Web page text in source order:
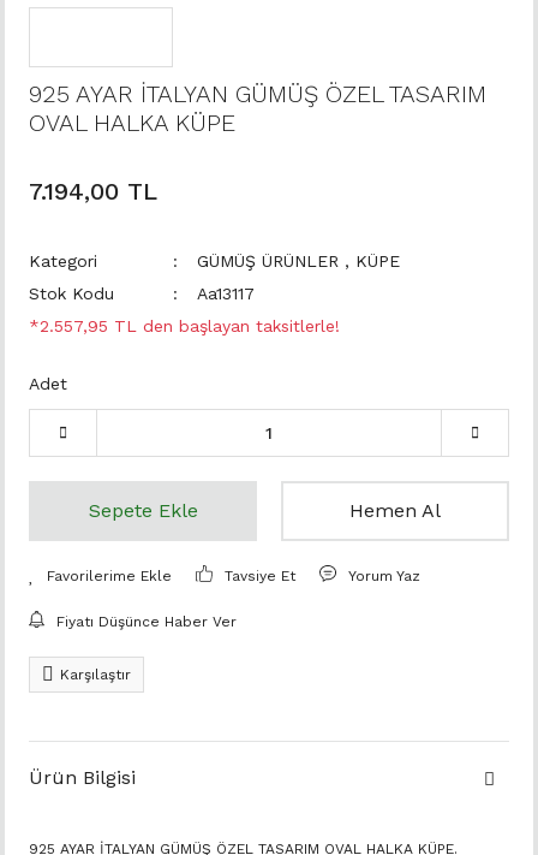
925 AYAR İTALYAN GÜMÜŞ ÖZEL TASARIM
OVAL HALKA KÜPE
7.194,00 TL
Kategori GÜMÜŞ ÜRÜNLER , KÜPE
Stok Kodu
Aa13117
*2.557,95 TL den başlayan taksitlerle!
Adet
Sepete Ekle Hemen Al
Tavsiye Et Yorum Yaz
Fiyatı Düşünce Haber Ver
Karşılaştır
Ürün Bilgisi
925 AYAR İTALYAN GÜMÜŞ ÖZEL TASARIM OVAL HALKA KÜPE.